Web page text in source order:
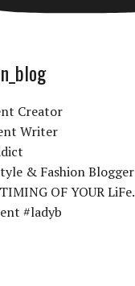
Creator
Writer
& Fashion Blogger
OF YOUR LiFe.
#ladyb